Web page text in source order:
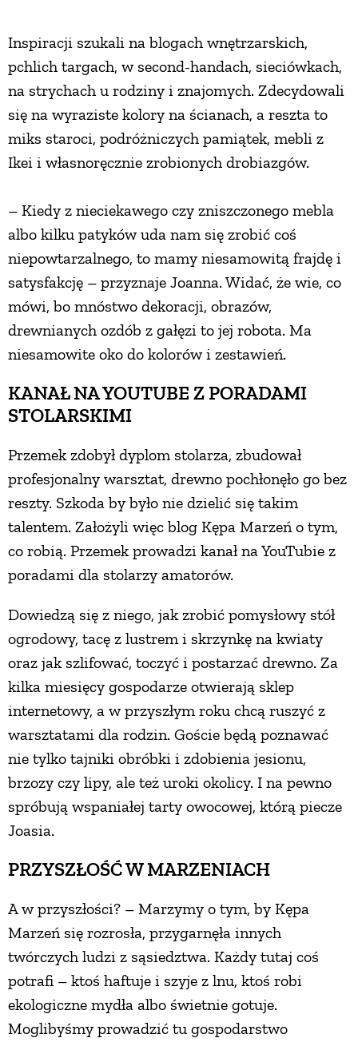
Inspiracji szukali na blogach wnętrzarskich,
pchlich targach, w second-handach, sieciówkach,
na strychach u rodziny i znajomych. Zdecydowali
się na wyraziste kolory na ścianach, a reszta to
miks staroci, podróżniczych pamiątek, mebli z
Ikei i własnoręcznie zrobionych drobiazgów.
– Kiedy z nieciekawego czy zniszczonego mebla
albo kilku patyków uda nam się zrobić coś
niepowtarzalnego, to mamy niesamowitą frajdę i
satysfakcję – przyznaje Joanna. Widać, że wie, co
mówi, bo mnóstwo dekoracji, obrazów,
drewnianych ozdób z gałęzi to jej robota. Ma
niesamowite oko do kolorów i zestawień.
KANAŁ NA YOUTUBE Z PORADAMI
STOLARSKIMI
Przemek zdobył dyplom stolarza, zbudował
profesjonalny warsztat, drewno pochłonęło go bez
reszty. Szkoda by było nie dzielić się takim
talentem. Założyli więc blog Kępa Marzeń o tym,
co robią. Przemek prowadzi kanał na YouTubie z
poradami dla stolarzy amatorów.
Dowiedzą się z niego, jak zrobić pomysłowy stół
ogrodowy, tacę z lustrem i skrzynkę na kwiaty
oraz jak szlifować, toczyć i postarzać drewno. Za
kilka miesięcy gospodarze otwierają sklep
internetowy, a w przyszłym roku chcą ruszyć z
warsztatami dla rodzin. Goście będą poznawać
nie tylko tajniki obróbki i zdobienia jesionu,
brzozy czy lipy, ale też uroki okolicy. I na pewno
spróbują wspaniałej tarty owocowej, którą piecze
Joasia.
PRZYSZŁOŚĆ W MARZENIACH
A w przyszłości? – Marzymy o tym, by Kępa
Marzeń się rozrosła, przygarnęła innych
twórczych ludzi z sąsiedztwa. Każdy tutaj coś
potrafi – ktoś haftuje i szyje z lnu, ktoś robi
ekologiczne mydła albo świetnie gotuje.
Moglibyśmy prowadzić tu gospodarstwo